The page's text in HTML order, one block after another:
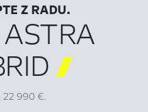
Z RADU.

22 990 €.